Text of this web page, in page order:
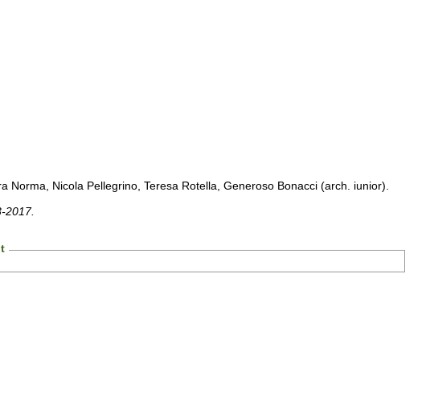
Nicola Pellegrino, Teresa Rotella, Generoso Bonacci (arch. iunior).
2017.